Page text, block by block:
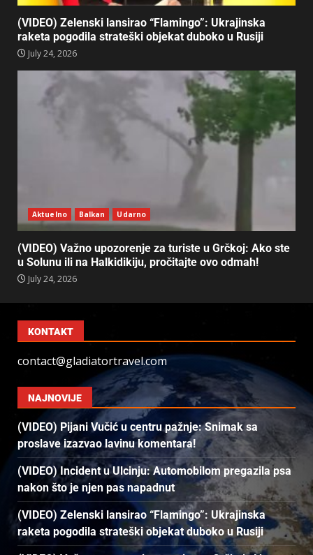
(VIDEO) Zelenski lansirao “Flamingo”: Ukrajinska
raketa pogodila strateški objekat duboko u Rusiji
July 24, 2026
Aktuelno Balkan Udarno
(VIDEO) Važno upozorenje za turiste u Grčkoj: Ako ste
u Solunu ili na Halkidikiju, pročitajte ovo odmah!
July 24, 2026
KONTAKT
contact@gladiatortravel.com
NAJNOVIJE
(VIDEO) Pijani Vučić u centru pažnje: Snimak sa
proslave izazvao lavinu komentara!
(VIDEO) Incident u Ulcinju: Automobilom pregazila psa
nakon što je njen pas napadnut
(VIDEO) Zelenski lansirao “Flamingo”: Ukrajinska
raketa pogodila strateški objekat duboko u Rusiji